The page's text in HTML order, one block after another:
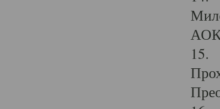
15.